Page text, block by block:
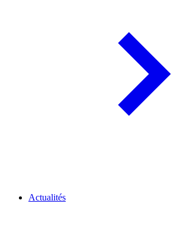
Actualités